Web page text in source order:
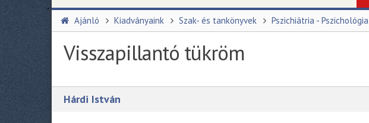
Ajánló Kiadványaink Szak- és tankönyvek Pszichiátria - Pszichológia
Visszapillantó tükröm
Hárdi István